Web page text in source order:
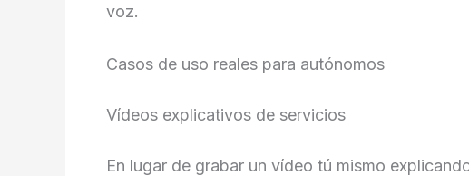
voz.
Casos de uso reales para autónomos
Vídeos explicativos de servicios
En lugar de grabar un vídeo tú mismo